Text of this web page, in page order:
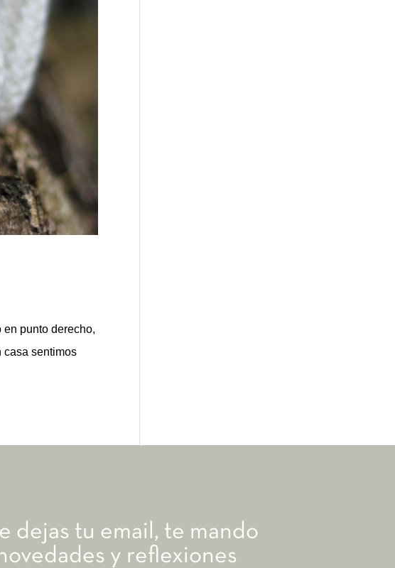
punto derecho,
casa sentimos
dejas tu email, te mando
y reflexiones